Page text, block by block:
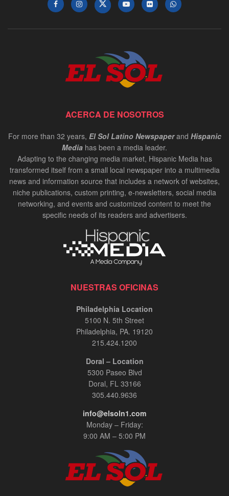
ACERCA DE NOSOTROS
For more than 32 years, El Sol Latino Newspaperand Hispanic
Media has been a media leader.
Adapting to the changing media market, Hispanic Media has
transformed itself from a small local newspaper into a multimedia
news and information source that includes a network of websites,
niche publications, custom printing, e-newsletters, social media
networking, and events and customized content to meet the
specific needs of its readers and advertisers.
NUESTRAS OFICINAS
Philadelphia Location
5100 N. 5th Street
Philadelphia, PA. 19120
215.424.1200
Doral – Location
5300 Paseo Blvd
Doral, FL 33166
305.440.9636
info@elsoln1.com
Monday – Friday:
9:00 AM – 5:00 PM